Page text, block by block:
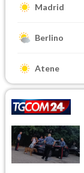
Madrid
Berlino
Atene